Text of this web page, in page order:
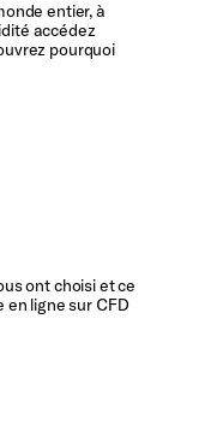
entier, à
accédez
pourquoi
ont choisi et ce
en ligne sur CFD